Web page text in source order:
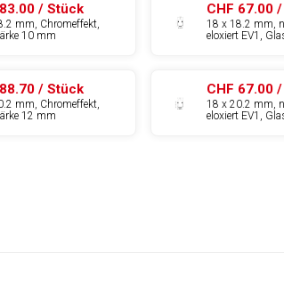
/ Stück
mm, Chromeffekt,
10 mm
CHF 67.00
18 x 18.2 mm,
eloxiert EV1,
/ Stück
mm, Chromeffekt,
12 mm
CHF 67.00
18 x 20.2 mm,
eloxiert EV1,